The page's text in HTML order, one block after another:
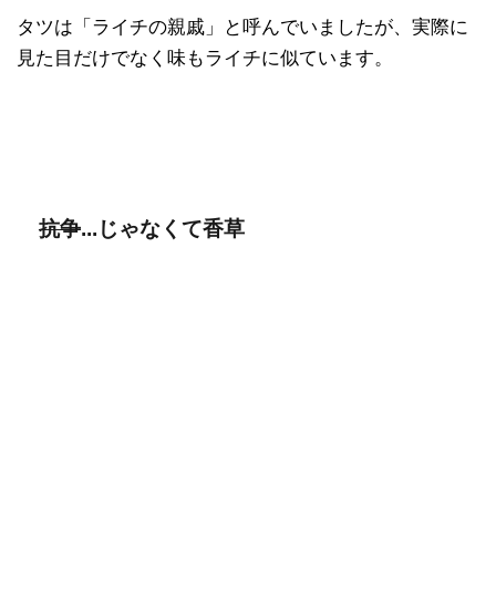
タツは「ライチの親戚」と呼んでいましたが、実際に
見た目だけでなく味もライチに似ています。
抗争...じゃなくて香草